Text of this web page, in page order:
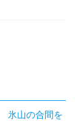
氷山の合間を